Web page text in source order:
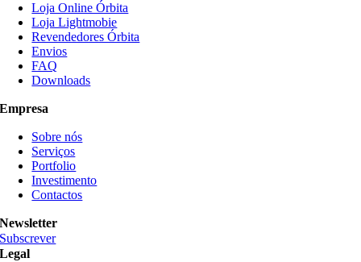
the
product
page
Loja Online Órbita
Loja Lightmobie
Revendedores Órbita
Envios
FAQ
Downloads
Empresa
Sobre nós
Serviços
Portfolio
Investimento
Contactos
Newsletter
Subscrever
Legal